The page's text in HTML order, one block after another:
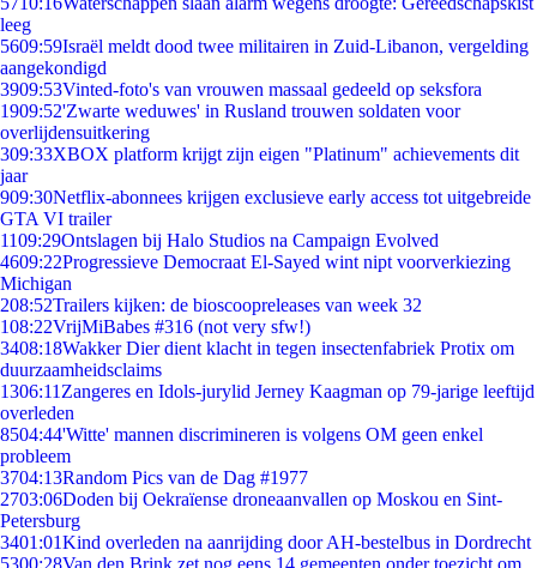
leeg
5609:59Israël meldt dood twee militairen in Zuid-Libanon, vergelding
aangekondigd
3909:53Vinted-foto's van vrouwen massaal gedeeld op seksfora
1909:52'Zwarte weduwes' in Rusland trouwen soldaten voor
overlijdensuitkering
309:33XBOX platform krijgt zijn eigen "Platinum" achievements dit
jaar
909:30Netflix-abonnees krijgen exclusieve early access tot uitgebreide
GTA VI trailer
1109:29Ontslagen bij Halo Studios na Campaign Evolved
4609:22Progressieve Democraat El-Sayed wint nipt voorverkiezing
Michigan
208:52Trailers kijken: de bioscoopreleases van week 32
108:22VrijMiBabes #316 (not very sfw!)
3408:18Wakker Dier dient klacht in tegen insectenfabriek Protix om
duurzaamheidsclaims
1306:11 Zangeres en Idols-jurylid Jerney Kaagman op 79-jarige leeftijd
overleden
8504:44'Witte' mannen discrimineren is volgens OM geen enkel
probleem
3704:13Random Pics van de Dag #1977
2703:06Doden bij Oekraïense droneaanvallen op Moskou en Sint-
Petersburg
3401:01Kind overleden na aanrijding door AH-bestelbus in Dordrecht
5300:28Van den Brink zet nog eens 14 gemeenten onder toezicht om